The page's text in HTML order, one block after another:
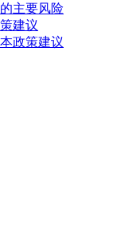
主要风险
建议
政策建议